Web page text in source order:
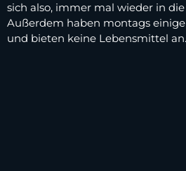
sich also, immer mal wieder in
Außerdem haben montags einige
und bieten keine Lebensmittel an.